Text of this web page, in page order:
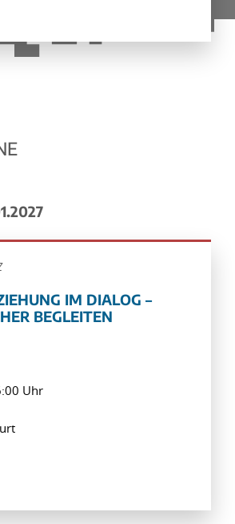
IM DIALOG –
BEGLEITEN
Uhr